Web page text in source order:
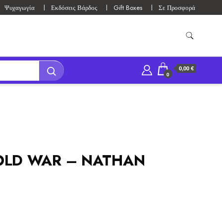
Ψυχαγωγία Εκδόσεις Βάρδος Gift Boxes Σε Προσφορά
0
0,00 €
WAR – NATHAN